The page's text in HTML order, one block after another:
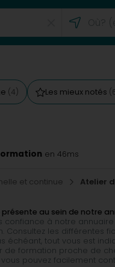
(4) Les mieux notés
en 46ms
et continue Atelier
au sein de notre
confiance à notre
Consultez les différentes
échéant, tout vous est
de formation proche de
vous pouvez facilement